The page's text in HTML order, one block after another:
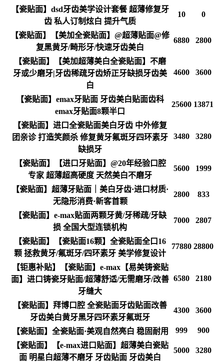
【瓷贴面】dsd牙齿美学设计套餐 超薄修复牙
齿 私人订制炫白 提升气质
10 0
【瓷贴面】【美加全瓷贴面】@超薄贴面@修
复黑黄牙/畸形牙/快速牙齿美白
6880 2800
【瓷贴面】【美加超薄美白全瓷贴面】不磨
牙或少磨牙|牙齿稀疏牙齿矫正牙缺损牙齿美
白
4600 3600
【瓷贴面】emax牙贴面 牙齿美白贴面齿科
emax牙贴面8颗半口
25600 13871
【瓷贴面】进口全瓷贴面美白牙齿 中外修复
团亲诊 打造笑颜杀 修复黄牙氟斑牙四环素牙
缺损牙
3480 3280
【瓷贴面】【进口牙贴面】@20年经验口腔
专家 超薄超高硬度 天然美白不磨牙
5600 1999
【瓷贴面】超薄牙贴面｜美白牙齿·进口材质·
无隐形消费·新客首颗
2800 833
【瓷贴面】e-max贴面两颗牙黄/牙稀疏/牙缺
损 全国大型连锁机构
7000 2807
【瓷贴面】【瓷贴面16颗】全瓷贴面全口16
颗 拯救黄牙/氟斑牙/四环素牙 美学修复设计
77880 28800
【钜惠补贴】【瓷贴面】e-max【易美铸瓷贴
面】进口铸瓷牙贴面/超薄舒适/无需磨牙/改善
牙缝大
6580 2180
【瓷贴面】拜博口腔 全瓷贴面牙齿贴面改善
牙齿美白黄牙黑牙四环素牙氟斑牙
4300 3600
【瓷贴面】全瓷贴面·美观自然亮白 稳固耐用 999
900
【瓷贴面】【e-max进口贴面】超薄美白瓷贴
面 明星白超薄不磨牙 牙齿贴面 牙齿美白
5000 3280